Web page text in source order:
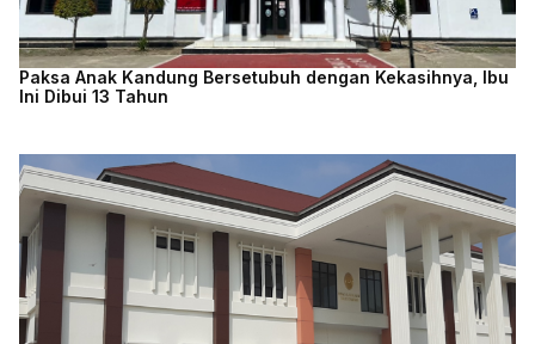
Paksa Anak Kandung Bersetubuh dengan Kekasihnya, Ibu
Ini Dibui 13 Tahun